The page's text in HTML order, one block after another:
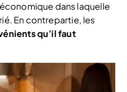
dans laquelle
En contrepartie, les
qu’il faut